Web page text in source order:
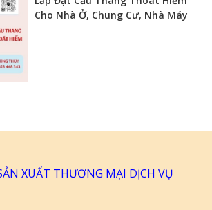
Cho Nhà Ở, Chung Cư, Nhà Máy
XUẤT THƯƠNG MẠI DỊCH VỤ